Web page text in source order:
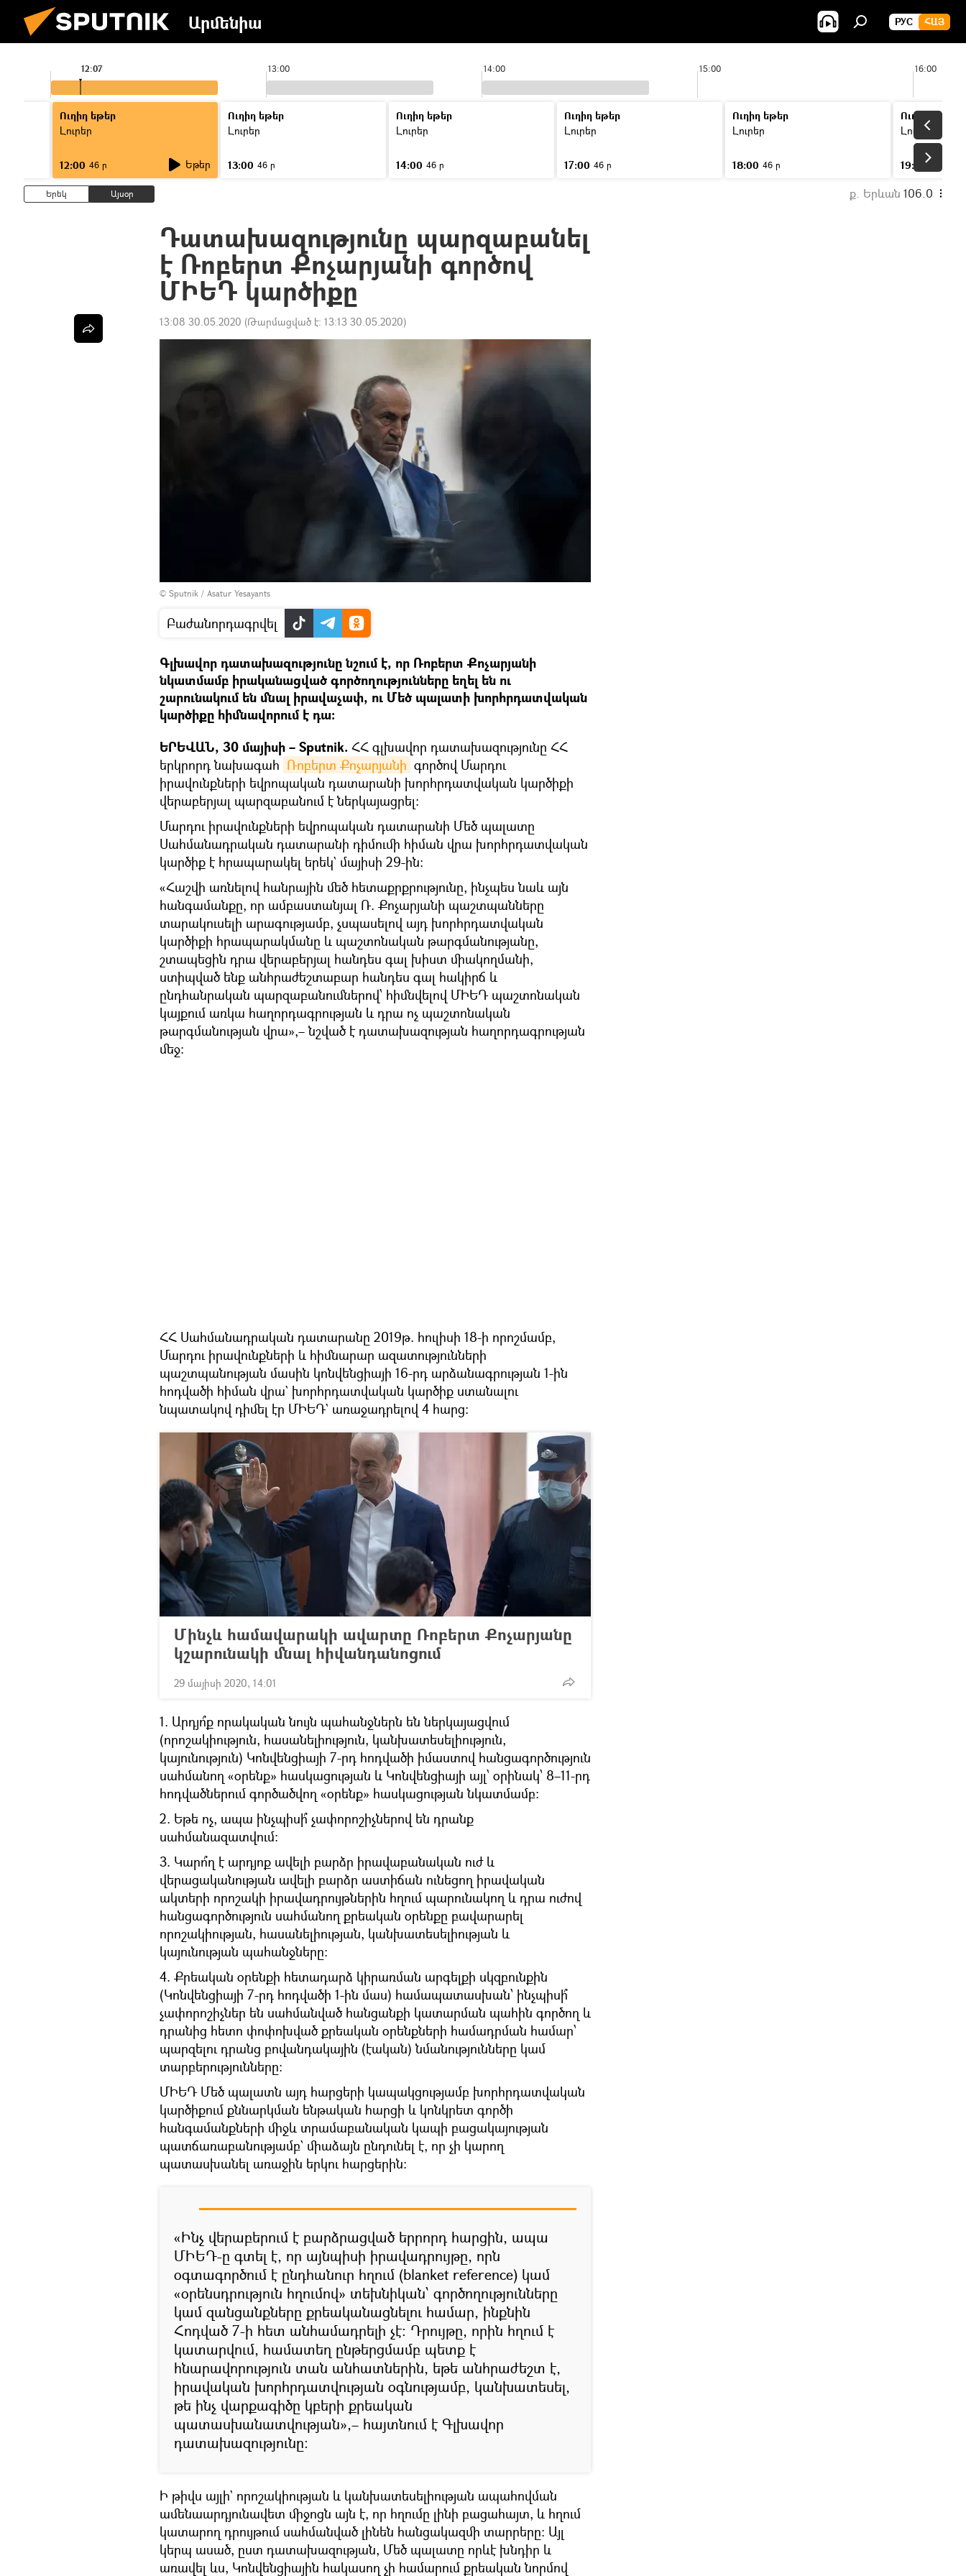
Արմենիա РУС ՀԱՅ
13:00 14:00 15:00 16:00
12:07
Ուղիղ եթեր
Լուրեր
12:00 46 ր Եթեր
Ուղիղ եթեր
Լուրեր
13:00 46 ր
Ուղիղ եթեր
Լուրեր
14:00 46 ր
Ուղիղ եթեր
Լուրեր
17:00 46 ր
Ուղիղ եթեր
Լուրեր
18:00 46 ր
Ուղիղ եթեր
Լուրեր
19:00
Երեկ Այսօր ք. Երևան 106.0
Դատախազությունը պարզաբանել
է Ռոբերտ Քոչարյանի գործով
ՄԻԵԴ կարծիքը
13:08 30.05.2020 (Թարմացված է: 13:13 30.05.2020)
© Sputnik / Asatur Yesayants
Բաժանորդագրվել
Գլխավոր դատախազությունը նշում է, որ Ռոբերտ Քոչարյանի
նկատմամբ իրականացված գործողությունները եղել են ու
շարունակում են մնալ իրավաչափ, ու Մեծ պալատի խորհրդատվական
կարծիքը հիմնավորում է դա։
ԵՐԵՎԱՆ, 30 մայիսի – Sputnik. ՀՀ գլխավոր դատախազությունը ՀՀ
երկրորդ նախագահ Ռոբերտ Քոչարյանի գործով Մարդու
իրավունքների եվրոպական դատարանի խորհրդատվական կարծիքի
վերաբերյալ պարզաբանում է ներկայացրել։
Մարդու իրավունքների եվրոպական դատարանի Մեծ պալատը
Սահմանադրական դատարանի դիմումի հիման վրա խորհրդատվական
կարծիք է հրապարակել երեկ` մայիսի 29-ին։
«Հաշվի առնելով հանրային մեծ հետաքրքրությունը, ինչպես նաև այն
հանգամանքը, որ ամբաստանյալ Ռ. Քոչարյանի պաշտպանները
տարակուսելի արագությամբ, չսպասելով այդ խորհրդատվական
կարծիքի հրապարակմանը և պաշտոնական թարգմանությանը,
շտապեցին դրա վերաբերյալ հանդես գալ խիստ միակողմանի,
ստիպված ենք անհրաժեշտաբար հանդես գալ հակիրճ և
ընդհանրական պարզաբանումներով՝ հիմնվելով ՄԻԵԴ պաշտոնական
կայքում առկա հաղորդագրության և դրա ոչ պաշտոնական
թարգմանության վրա»,– նշված է դատախազության հաղորդագրության
մեջ:
ՀՀ Սահմանադրական դատարանը 2019թ. հուլիսի 18-ի որոշմամբ,
Մարդու իրավունքների և հիմնարար ազատությունների
պաշտպանության մասին կոնվենցիայի 16-րդ արձանագրության 1-ին
հոդվածի հիման վրա` խորհրդատվական կարծիք ստանալու
նպատակով դիմել էր ՄԻԵԴ` առաջադրելով 4 հարց։
Մինչև համավարակի ավարտը Ռոբերտ Քոչարյանը
կշարունակի մնալ հիվանդանոցում
29 մայիսի 2020, 14:01
1. Արդյո՞ք որակական նույն պահանջներն են ներկայացվում
(որոշակիություն, հասանելիություն, կանխատեսելիություն,
կայունություն) Կոնվենցիայի 7-րդ հոդվածի իմաստով հանցագործություն
սահմանող «օրենք» հասկացության և Կոնվենցիայի այլ՝ օրինակ՝ 8–11-րդ
հոդվածներում գործածվող «օրենք» հասկացության նկատմամբ։
2. Եթե ոչ, ապա ինչպիսի՞ չափորոշիչներով են դրանք
սահմանազատվում։
3. Կարո՞ղ է արդյոք ավելի բարձր իրավաբանական ուժ և
վերացականության ավելի բարձր աստիճան ունեցող իրավական
ակտերի որոշակի իրավադրույթներին հղում պարունակող և դրա ուժով
հանցագործություն սահմանող քրեական օրենքը բավարարել
որոշակիության, հասանելիության, կանխատեսելիության և
կայունության պահանջները։
4. Քրեական օրենքի հետադարձ կիրառման արգելքի սկզբունքին
(Կոնվենցիայի 7-րդ հոդվածի 1-ին մաս) համապատասխան՝ ինչպիսի՞
չափորոշիչներ են սահմանված հանցանքի կատարման պահին գործող և
դրանից հետո փոփոխված քրեական օրենքների համադրման համար՝
պարզելու դրանց բովանդակային (էական) նմանությունները կամ
տարբերությունները:
ՄԻԵԴ Մեծ պալատն այդ հարցերի կապակցությամբ խորհրդատվական
կարծիքում քննարկման ենթական հարցի և կոնկրետ գործի
հանգամանքների միջև տրամաբանական կապի բացակայության
պատճառաբանությամբ` միաձայն ընդունել է, որ չի կարող
պատասխանել առաջին երկու հարցերին։
«Ինչ վերաբերում է բարձրացված երրորդ հարցին, ապա
ՄԻԵԴ-ը գտել է, որ այնպիսի իրավադրույթը, որն
օգտագործում է ընդհանուր հղում (blanket reference) կամ
«օրենսդրություն հղումով» տեխնիկան՝ գործողությունները
կամ զանցանքները քրեականացնելու համար, ինքնին
Հոդված 7-ի հետ անհամադրելի չէ։ Դրույթը, որին հղում է
կատարվում, համատեղ ընթերցմամբ պետք է
հնարավորություն տան անհատներին, եթե անհրաժեշտ է,
իրավական խորհրդատվության օգնությամբ, կանխատեսել,
թե ինչ վարքագիծը կբերի քրեական
պատասխանատվության»,– հայտնում է Գլխավոր
դատախազությունը։
Ի թիվս այլի` որոշակիության և կանխատեսելիության ապահովման
ամենաարդյունավետ միջոցն այն է, որ հղումը լինի բացահայտ, և հղում
կատարող դրույթում սահմանված լինեն հանցակազմի տարրերը։ Այլ
կերպ ասած, ըստ դատախազության, Մեծ պալատը որևէ խնդիր և
առավել ևս, Կոնվենցիային հակասող չի համարում քրեական նորմով